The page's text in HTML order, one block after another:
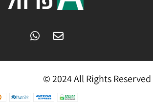
© 2024 All Rights Reserved